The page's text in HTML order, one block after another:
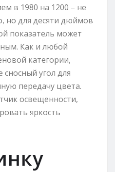
в 1980 на 1200 – не
но для десяти дюймов
показатель может
Как и любой
категории,
угол для
передачу цвета.
освещенности,
яркость